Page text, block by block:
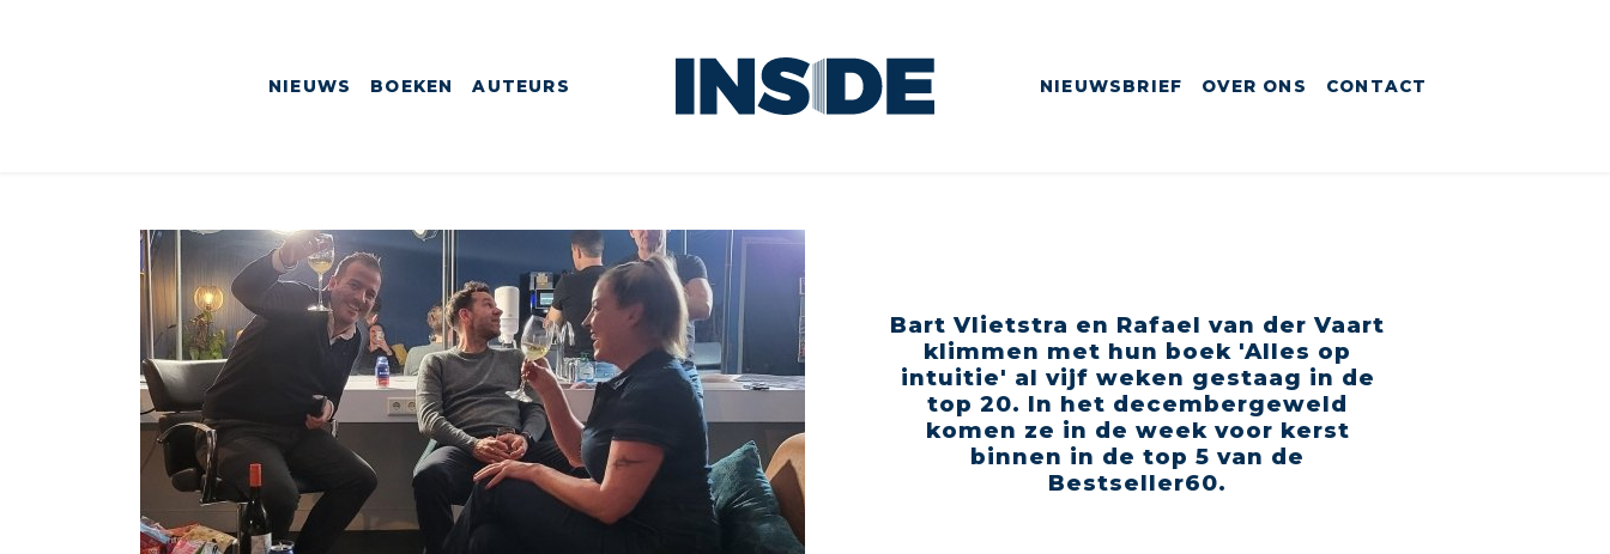
NIEUWS BOEKEN AUTEURS NIEUWSBRIEF OVER ONS CONTACT
Bart Vlietstra en Rafael van der Vaart
klimmen met hun boek 'Alles op
intuitie' al vijf weken gestaag in de
top 20. In het decembergeweld
komen ze in de week voor kerst
binnen in de top 5 van de
Bestseller60.